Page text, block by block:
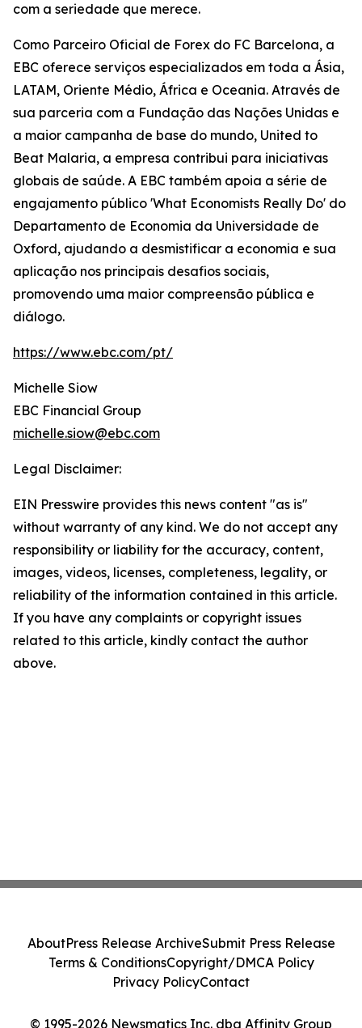
com a seriedade que merece.
Como Parceiro Oficial de Forex do FC Barcelona, a
EBC oferece serviços especializados em toda a Ásia,
LATAM, Oriente Médio, África e Oceania. Através de
sua parceria com a Fundação das Nações Unidas e
a maior campanha de base do mundo, United to
Beat Malaria, a empresa contribui para iniciativas
globais de saúde. A EBC também apoia a série de
engajamento público 'What Economists Really Do' do
Departamento de Economia da Universidade de
Oxford, ajudando a desmistificar a economia e sua
aplicação nos principais desafios sociais,
promovendo uma maior compreensão pública e
diálogo.
https://www.ebc.com/pt/
Michelle Siow
EBC Financial Group
michelle.siow@ebc.com
Legal Disclaimer:
EIN Presswire provides this news content "as is"
without warranty of any kind. We do not accept any
responsibility or liability for the accuracy, content,
images, videos, licenses, completeness, legality, or
reliability of the information contained in this article.
If you have any complaints or copyright issues
related to this article, kindly contact the author
above.
© 1995-2026 Newsmatics Inc. dba Affinity Group
AboutPress Release ArchiveSubmit Press Release
Terms & ConditionsCopyright/DMCA Policy
Privacy PolicyContact